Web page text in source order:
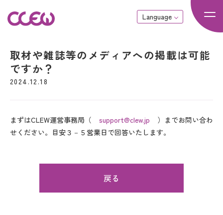
Language
取材や雑誌等のメディアへの掲載は可能
ですか？
2024.12.18
まずはCLEW運営事務局（ support@clew.jp
）までお問い合わ
せください。目安３－５営業日で回答いたします。
戻る